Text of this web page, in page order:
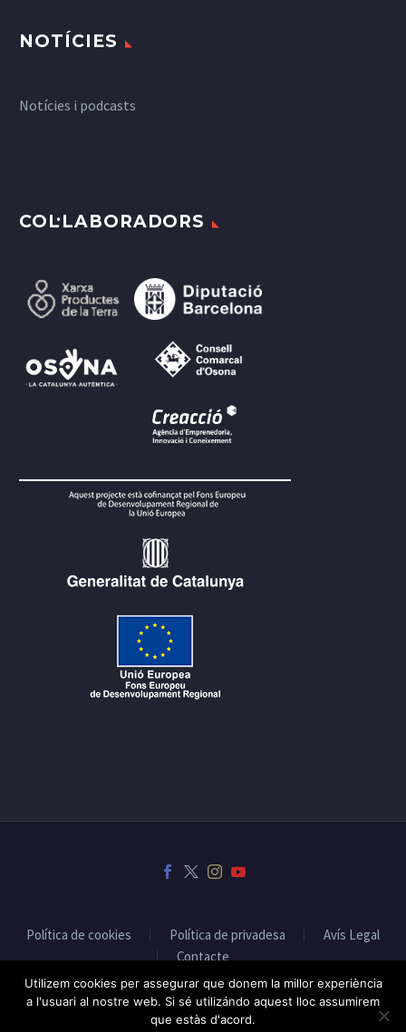
NOTÍCIES
Notícies i podcasts
COL·LABORADORS
Política de cookies Política de privadesa
Avís Legal
Contacte
2019 © Fet a Osona - Disseny web:
Utilizem cookies per assegurar que donem la millor experiència
a l'usuari al nostre web. Si sé utilizándo aquest lloc assumirem
que estàs d'acord.